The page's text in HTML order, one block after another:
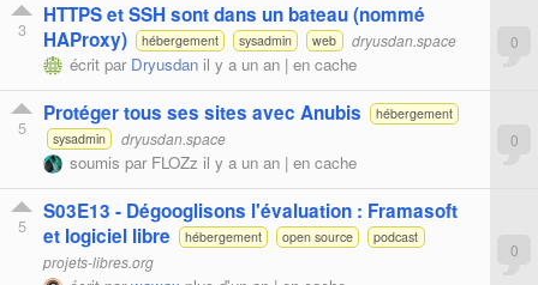
3
HTTPS et SSH sont dans un bateau (nommé
HAProxy)
hébergement sysadmin web dryusdan.space
écrit par Dryusdan il y a un an | en cache
0
5
Protéger tous ses sites avec Anubis
hébergement
sysadmin
dryusdan.space
soumis par FLOZz il y a un an | en cache
0
5
S03E13 - Dégooglisons l'évaluation : Framasoft
et logiciel libre
hébergement open source podcast
projets-libres.org
0